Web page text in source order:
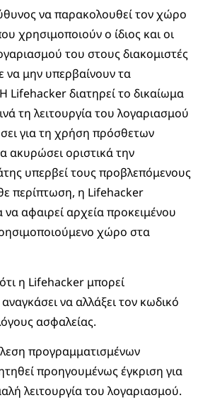
να παρακολουθεί τον χώρο
χρησιμοποιούν ο ίδιος και οι
του στους διακομιστές
να μην υπερβαίνουν τα
Lifehacker διατηρεί το δικαίωμα
τη λειτουργία του λογαριασμού
για τη χρήση πρόσθετων
ακυρώσει οριστικά την
υπερβεί τους προβλεπόμενους
περίπτωση, η Lifehacker
να αφαιρεί αρχεία προκειμένου
χώρο στα
η Lifehacker μπορεί
να αλλάξει τον κωδικό
ασφαλείας.
προγραμματισμένων
προηγουμένως έγκριση για
λειτουργία του λογαριασμού.